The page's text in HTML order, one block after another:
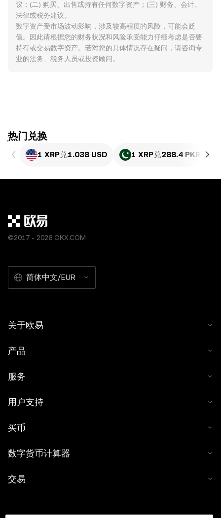
议；(二) 购买、出售或持有任何数字资产；(三) 财务、会计、
法律或税务建议。
数字资产受市场波动影响，涉及较高程度的风险，可能会贬
值。因此请根据您的财务状况和风险承受能力仔细考虑是否要
持有或交易数字资产。若对您的具体情况存在疑问，请咨询专
业的法务、税务人员或投资顾问。
ִִִִִִִִִִִִִִִִִִִִִִִִִִִִִִִִִִִִִִִִִִִִִִִִ热门兑换
1 XRP兑1.038 USD 1 XRP兑288.4 PKR
©2017 - 2026 OKX.COM
简体中文/EUR
关于欧易
产品
服务
用户支持
买币
数字货币计算器
交易